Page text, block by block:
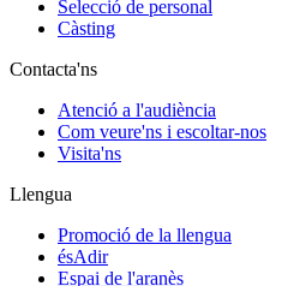
Selecció de personal
Càsting
Contacta'ns
Atenció a l'audiència
Com veure'ns i escoltar-nos
Visita'ns
Llengua
Promoció de la llengua
ésAdir
Espai de l'aranès